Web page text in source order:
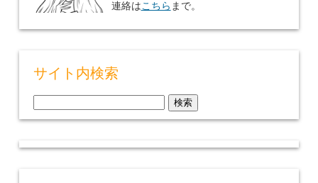
連絡はこちら まで。
サイト内検索
索: